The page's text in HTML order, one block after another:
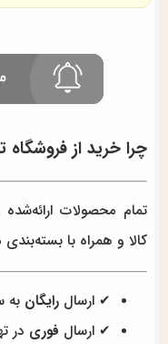
چرا خرید از
تمام محصولات
کالا و همراه با
✔ ارسالرایگان به
✔ ارسال فوری در